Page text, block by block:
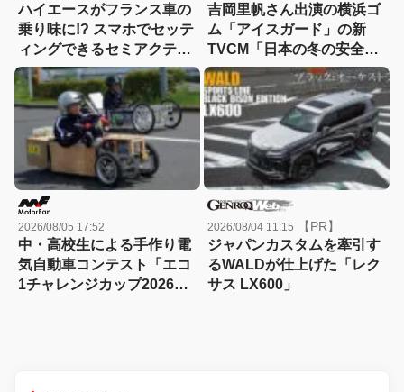
ハイエースがフランス車の
乗り味に!? スマホでセッテ
ィングできるセミアクティ
ブサスペンション！カヤバ
『ActRide』が凄い
吉岡里帆さん出演の横浜ゴ
ム「アイスガード」の新
TVCM「日本の冬の安全
は、スタッドレスタイヤが
守る。」が8月から放映開
始！
2026/08/05 17:52
中・高校生による手作り電
気自動車コンテスト「エコ
1チャレンジカップ2026」
2026/08/04 11:15 【PR】
ジャパンカスタムを牽引す
るWALDが仕上げた「レク
サス LX600」